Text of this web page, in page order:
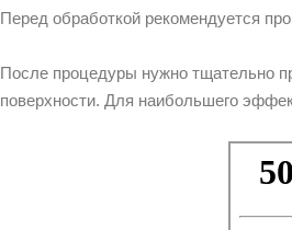
Перед обработкой рекомендуется
После процедуры нужно тщательно
поверхности. Для наибольшего